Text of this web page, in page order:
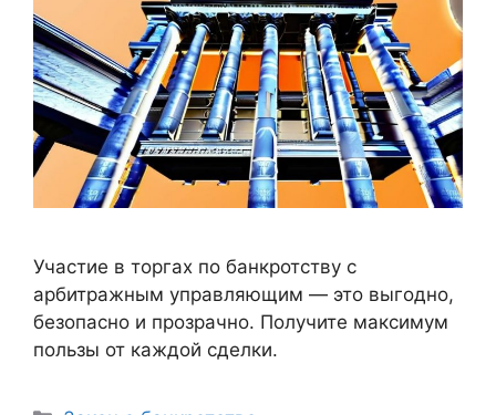
Участие в торгах по банкротству с
арбитражным управляющим — это выгодно,
безопасно и прозрачно. Получите максимум
пользы от каждой сделки.